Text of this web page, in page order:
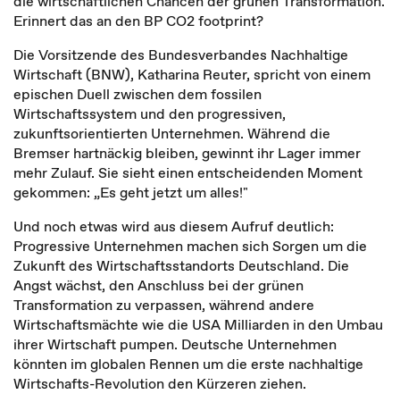
Erinnert das an den BP CO2 footprint?
Die Vorsitzende des Bundesverbandes Nachhaltige
Wirtschaft (BNW), Katharina Reuter, spricht von einem
epischen Duell zwischen dem fossilen
Wirtschaftssystem und den progressiven,
zukunftsorientierten Unternehmen. Während die
Bremser hartnäckig bleiben, gewinnt ihr Lager immer
mehr Zulauf. Sie sieht einen entscheidenden Moment
gekommen: „Es geht jetzt um alles!"
Und noch etwas wird aus diesem Aufruf deutlich:
Progressive Unternehmen machen sich Sorgen um die
Zukunft des Wirtschaftsstandorts Deutschland. Die
Angst wächst, den Anschluss bei der grünen
Transformation zu verpassen, während andere
Wirtschaftsmächte wie die USA Milliarden in den Umbau
ihrer Wirtschaft pumpen. Deutsche Unternehmen
könnten im globalen Rennen um die erste nachhaltige
Wirtschafts-Revolution den Kürzeren ziehen.